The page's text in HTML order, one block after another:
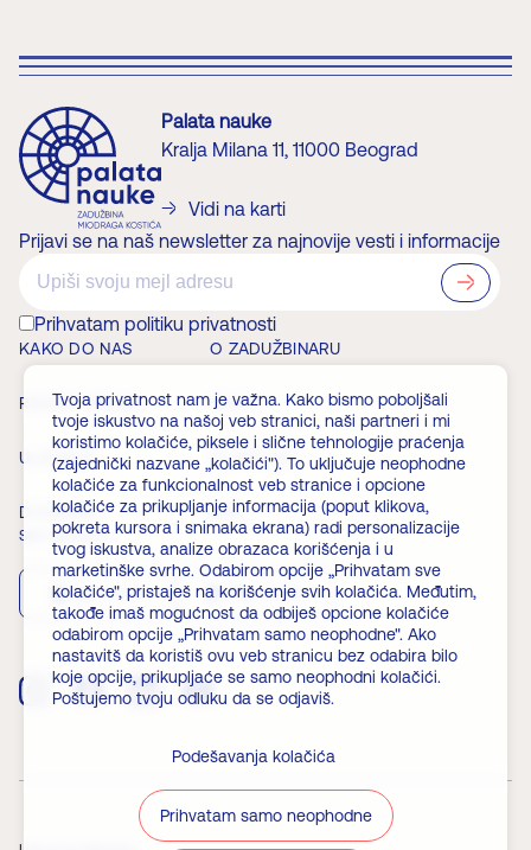
Palata nauke
Kralja Milana 11, 11000 Beograd
Vidi na karti
Prijavi se na naš newsletter za najnovije vesti i informacije
Prihvatam politiku privatnosti
KAKO DO NAS O ZADUŽBINARU
RADNO VREME VESTI
ULAZNICE ČLANSTVO
DOGAĐAJI FAQ
Skini aplikaciju
App Store Play Store
Tvoja privatnost nam je važna. Kako bismo poboljšali
tvoje iskustvo na našoj veb stranici, naši partneri i mi
koristimo kolačiće, piksele i slične tehnologije praćenja
(zajednički nazvane „kolačići"). To uključuje neophodne
kolačiće za funkcionalnost veb stranice i opcione
kolačiće za prikupljanje informacija (poput klikova,
pokreta kursora i snimaka ekrana) radi personalizacije
tvog iskustva, analize obrazaca korišćenja i u
marketinške svrhe. Odabirom opcije „Prihvatam sve
kolačiće", pristaješ na korišćenje svih kolačića. Međutim,
takođe imaš mogućnost da odbiješ opcione kolačiće
odabirom opcije „Prihvatam samo neophodne". Ako
nastavitš da koristiš ovu veb stranicu bez odabira bilo
koje opcije, prikupljaće se samo neophodni kolačići.
Poštujemo tvoju odluku da se odjaviš.
Prihvatam samo neophodne
Podešavanja kolačića